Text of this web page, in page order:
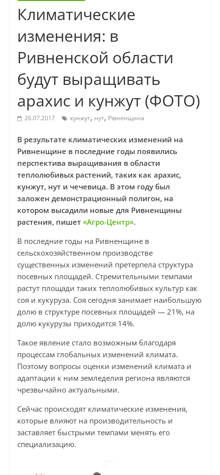
Климатические
изменения: в
Ривненской области
будут выращивать
арахис и кунжут (ФОТО)
26.07.2017 кунжут, нут, Рівненщина
В результате климатических изменений на
Ривненщине в последние годы появились
перспектива выращивания в области
теплолюбивых растений, таких как арахис,
кунжут, нут и чечевица. В этом году был
заложен демонстрационный полигон, на
котором высадили новые для Ривненщины
растения, пишет «Агро-Центр».
В последние годы на Ривненщине в
сельскохозяйственном производстве
существенных изменений претерпела структура
посевных площадей. Стремительными темпами
растут площади таких теплолюбивых культур как
соя и кукуруза. Соя сегодня занимает наибольшую
долю в структуре посевных площадей — 21%, на
долю кукурузы приходится 14%.
Такое явление стало возможным благодаря
процессам глобальных изменений климата.
Поэтому вопросы оценки изменений климата и
адаптации к ним земледелия региона являются
чрезвычайно актуальными.
Сейчас происходят климатические изменения,
которые влияют на производительность и
заставляет быстрыми темпами менять его
специализацию.